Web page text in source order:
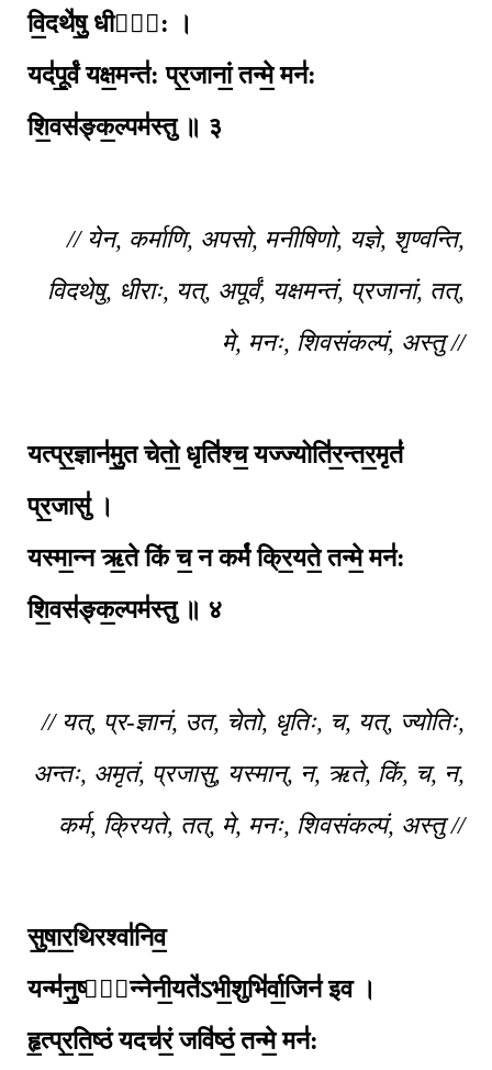
वि॒दथे॑षु॒ धीरा᳚: ।
यद॑पू॒र्वं यक्ष॒मन्त॑: प्र॒जानां॒ तन्मे॒ मन॑:
शि॒वस॑ङ्क॒ल्पम॑स्तु ॥ ३
// येन, कर्माणि, अपसो, मनीषिणो, यज्ञे, शृण्वन्ति,
विदथेषु, धीराः, यत्, अपूर्वं, यक्षमन्तं, प्रजानां, तत्,
मे, मनः, शिवसंकल्पं, अस्तु //
यत्प्र॒ज्ञान॑मु॒त चेतो॒ धृति॑श्च॒ यज्ज्योति॑र॒न्तर॒मृतं॑
प्र॒जासु॑ ।
यस्मा॒न्न ऋ॒ते किं च॒ न कर्म॑ क्रि॒यते॒ तन्मे॒ मन॑:
शि॒वस॑ङ्क॒ल्पम॑स्तु ॥ ४
// यत्, प्र-ज्ञानं, उत, चेतो, धृतिः, च, यत्, ज्योतिः,
अन्तः, अमृतं, प्रजासु, यस्मान्, न, ऋते, किं, च, न,
कर्म, क्रियते, तत्, मे, मनः, शिवसंकल्पं, अस्तु //
सु॒षा॒र॒थिरश्वा॑निव॒
यन्म॑नु॒ष्या᳚न्नेनी॒यते॑ऽभी॒शुभि॑र्वा॒जिन॑ इव ।
हृ॒त्प्र॒ति॒ष्ठं यदच॑रं॒ जवि॑ष्ठं॒ तन्मे॒ मन॑: